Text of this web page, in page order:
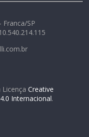
Franca/SP
LicençaCreative
Internacional.